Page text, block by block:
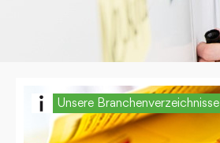
Unsere Branchenverzeichnisse